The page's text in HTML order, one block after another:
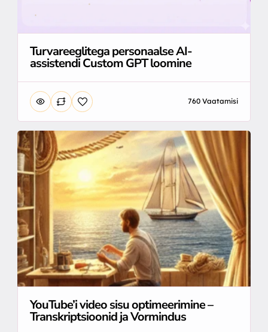
Turvareeglitega personaalse AI-
assistendi Custom GPT loomine
760 Vaatamisi
YouTube’i video sisu optimeerimine –
Transkriptsioonid ja Vormindus